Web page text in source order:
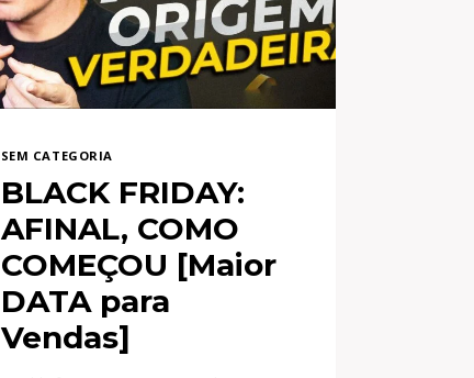
SEM CATEGORIA
BLACK FRIDAY:
AFINAL, COMO
COMEÇOU [Maior
DATA para
Vendas]